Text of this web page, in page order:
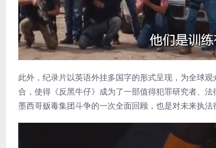
此外，纪录片以英语外挂多国字的形式呈现，为全球
合，使得《反黑牛仔》成为了一部值得犯罪研究者、
墨西哥贩毒集团斗争的一次全面回顾，也是对未来执法